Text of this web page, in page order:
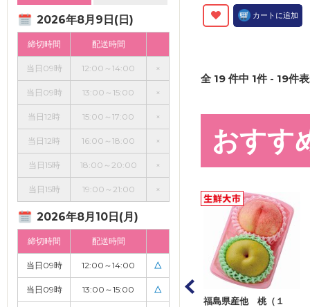
2026年8月9日(日)
締切時間 配送時間
当日09時 12:00～14:00 ×
当日09時 13:00～15:00 ×
当日12時 15:00～17:00 ×
当日12時 16:00～18:00 ×
当日15時 18:00～20:00 ×
当日15時 19:00～21:00 ×
2026年8月10日(月)
締切時間 配送時間
当日09時 12:00～14:00 △
当日09時 13:00～15:00 △
カートに追加
全 19 件中 1件 - 19件
おすす
山梨県など国内産 春日
福島県産他 桃（１
大分県など国